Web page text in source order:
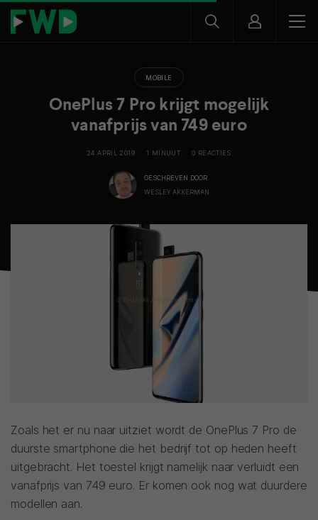
MOBILE
OnePlus 7 Pro krijgt mogelijk
vanafprijs van 749 euro
24 APRIL 2019 1 MINUUT 0 REACTIES
GESCHREVEN DOOR
WESLEY AKKERMAN
Zoals het er nu naar uitziet wordt de OnePlus 7 Pro de
duurste smartphone die het bedrijf tot op heden heeft
uitgebracht. Het toestel krijgt namelijk naar verluidt een
vanafprijs van 749 euro. Er komen ook nog wat duurdere
modellen aan.